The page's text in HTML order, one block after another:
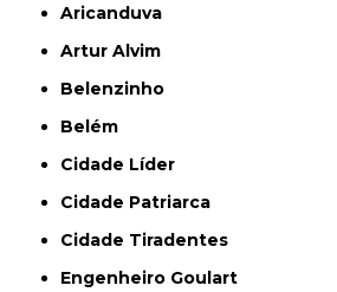
Aricanduva
Artur Alvim
Belenzinho
Belém
Cidade Líder
Cidade Patriarca
Cidade Tiradentes
Engenheiro Goulart